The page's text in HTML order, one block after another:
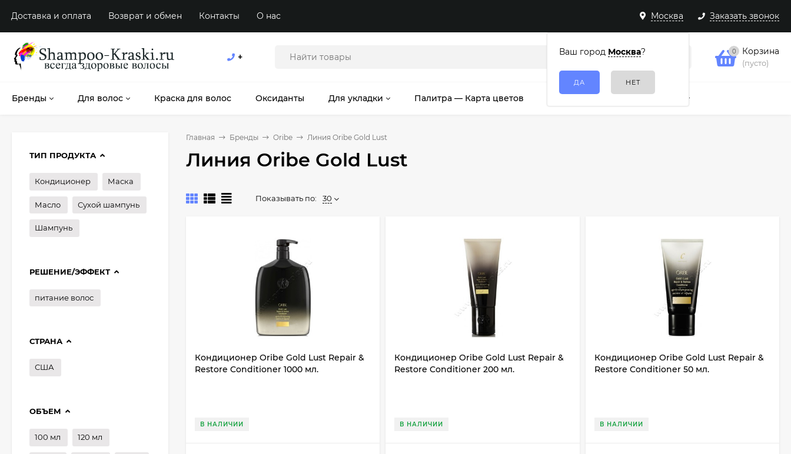
Москва
Ваш город Москва?
Заказать звонок
Доставка и оплата Возврат и обмен Контакты О нас
+
0 Корзина
(пусто)
Бренды Для волос Краска для волос Оксиданты Для укладки Палитра — Карта цветов
Главная Бренды Oribe Линия Oribe Gold Lust
Линия Oribe Gold Lust
Показывать по: 30
Кондиционер Oribe Gold Lust Repair &
Restore Conditioner 1000 мл.
В НАЛИЧИИ
Кондиционер Oribe Gold Lust Repair &
Restore Conditioner 200 мл.
В НАЛИЧИИ
Кондиционер Oribe Gold Lust Repair &
Restore Conditioner 50 мл.
В НАЛИЧИИ
ТИП ПРОДУКТА
Кондиционер Маска
Масло Сухой шампунь
Шампунь
РЕШЕНИЕ/ЭФФЕКТ
питание волос
СТРАНА
США
ОБЪЕМ
100 мл 120 мл